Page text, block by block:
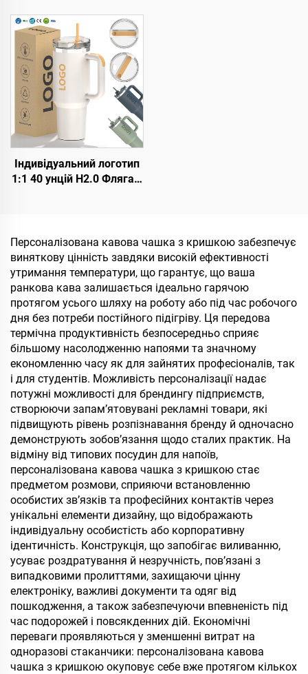
та соломинкою, кришка
з 3 положеннями,
подорожній утеплений
стакан з нержавіючої
сталі
Індивідуальний логотип
1:1 40 унцій H2.0 Фляга з
кави з соломинкою на
День Святого Валентина
та для кемпінгу
Персоналізована кавова чашка з кришкою забезпечує
виняткову цінність завдяки високій ефективності
утримання температури, що гарантує, що ваша
ранкова кава залишається ідеально гарячою
протягом усього шляху на роботу або під час робочого
дня без потреби постійного підігріву. Ця передова
термічна продуктивність безпосередньо сприяє
більшому насолодженню напоями та значному
економленню часу як для зайнятих професіоналів, так
і для студентів. Можливість персоналізації надає
потужні можливості для брендингу підприємств,
створюючи запам’ятовувані рекламні товари, які
підвищують рівень розпізнавання бренду й одночасно
демонструють зобов’язання щодо сталих практик. На
відміну від типових посудин для напоїв,
персоналізована кавова чашка з кришкою стає
предметом розмови, сприяючи встановленню
особистих зв’язків та професійних контактів через
унікальні елементи дизайну, що відображають
індивідуальну особистість або корпоративну
ідентичність. Конструкція, що запобігає виливанню,
усуває роздратування й незручність, пов’язані з
випадковими пролиттями, захищаючи цінну
електроніку, важливі документи та одяг від
пошкодження, а також забезпечуючи впевненість під
час подорожей і повсякденних дій. Економічні
переваги проявляються у зменшенні витрат на
одноразові стаканчики: персоналізована кавова
чашка з кришкою окуповує себе вже протягом кількох